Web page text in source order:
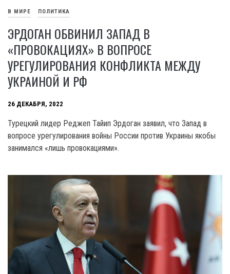
В МИРЕ ПОЛИТИКА
ЭРДОГАН ОБВИНИЛ ЗАПАД В
«ПРОВОКАЦИЯХ» В ВОПРОСЕ
УРЕГУЛИРОВАНИЯ КОНФЛИКТА МЕЖДУ
УКРАИНОЙ И РФ
26 ДЕКАБРЯ, 2022
Турецкий лидер Реджеп Тайип Эрдоган заявил, что Запад в
вопросе урегулирования войны России против Украины якобы
занимался «лишь провокациями».